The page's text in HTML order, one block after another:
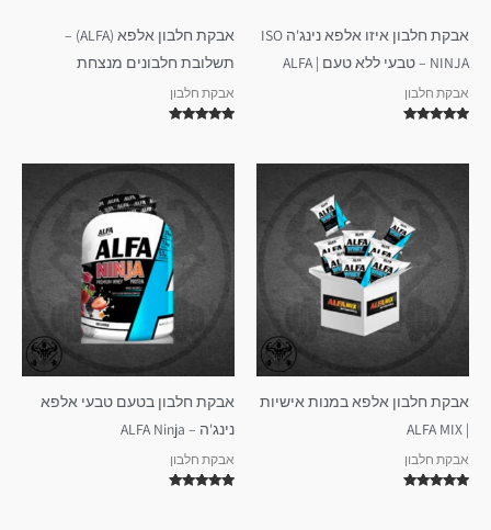
אבקת חלבון איזו אלפא נינג'ה ISO
NINJA – טבעי ללא טעם | ALFA
אבקת חלבון
אבקת חלבון אלפא (ALFA) –
תשלובת חלבונים מנצחת
אבקת חלבון
אבקת חלבון אלפא במנות אישיות
| ALFA MIX
אבקת חלבון
אבקת חלבון בטעם טבעי אלפא
נינג'ה – ALFA Ninja
אבקת חלבון